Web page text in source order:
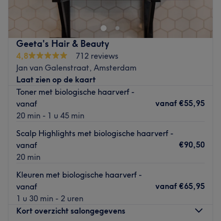
met als doel ieder haartype te herstellen, te laten groeien
en tot zijn gezondste vorm te brengen.
Dichtstbijzijnde openbaar vervoer: De salon is gelegen bij
de halte Metro Henk Sneevlietweg.
Team: Het team bestaat uit een klein team met ruim 6
jaar ervaring in het vak.
Wat we leuk vinden aan de salon: Sfeer: warm,
hoofdhuidverbetering, trichologie, haarherstel,
detoxbehandelingen, plantaardig verven, Japanse head
& hairspa, Ayurvedische kruidenbehandelingen, krullen
reset, knippen van rechte lengte en het behandelen van
gespleten punten.
Gebruikte merken en producten: Oway, Lujaine, Oliebe,
Redken en Kérastase.
Geeta's Hair & Beauty
4,8
712 reviews
Jan van Galenstraat, Amsterdam
Laat zien op de kaart
Toner met biologische haarverf -
vanaf
20 min - 1 u 45 min
vanaf €55,95
Scalp Highlights met biologische haarverf -
vanaf
20 min
€90,50
Kleuren met biologische haarverf -
vanaf
1 u 30 min - 2 uren
vanaf €65,95
Kort overzicht salongegevens